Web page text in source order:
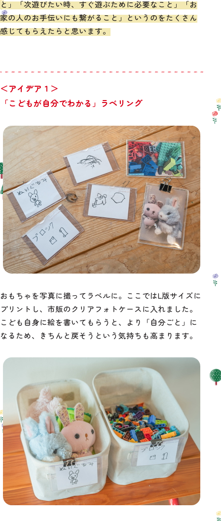
と」「次遊びたい時、すぐ遊ぶために必要なこと」「お
家の人のお手伝いにも繋がること」というのをたくさん
感じてもらえたらと思います。
＜アイデア１＞
「こどもが自分でわかる」ラベリング
おもちゃを写真に撮ってラベルに。ここではL版サイズに
プリントし、市販のクリアフォトケースに入れました。
こども自身に絵を書いてもらうと、より「自分ごと」に
なるため、きちんと戻そうという気持ちも高まります。